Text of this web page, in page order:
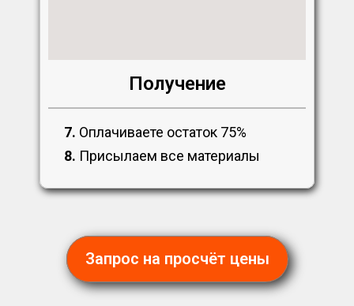
Получение
7. Оплачиваете остаток 75%
8. Присылаем все материалы
Запрос на просчёт цены